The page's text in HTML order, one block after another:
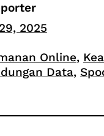
2025
Online,
Data,